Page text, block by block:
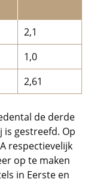
2,1
1,0
2,61
de derde
is gestreefd. Op
respectievelijk
op te maken
in Eerste en